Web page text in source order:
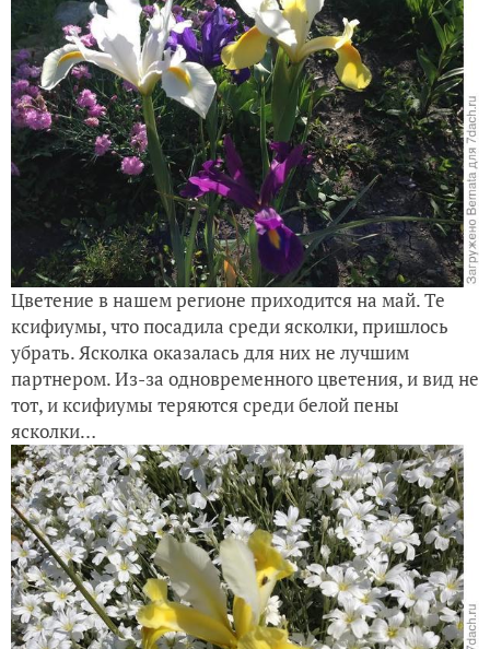
Цветение в нашем регионе приходится на май. Те
ксифиумы, что посадила среди ясколки, пришлось
убрать. Ясколка оказалась для них не лучшим
партнером. Из-за одновременного цветения, и вид не
тот, и ксифиумы теряются среди белой пены
ясколки…